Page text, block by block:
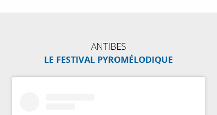
ANTIBES
LE FESTIVAL PYROMÉLODIQUE